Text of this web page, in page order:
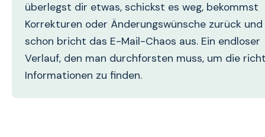
überlegst dir etwas, schickst es weg, bekommst
Korrekturen oder Änderungswünsche zurück und
schon bricht das E-Mail-Chaos aus. Ein endloser
Verlauf, den man durchforsten muss, um die
Informationen zu finden.